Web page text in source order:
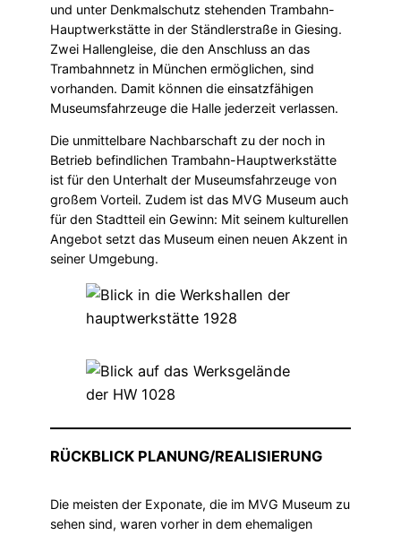
und unter Denkmalschutz stehenden Trambahn-
Hauptwerkstätte in der Ständlerstraße in Giesing.
Zwei Hallengleise, die den Anschluss an das
Trambahnnetz in München ermöglichen, sind
vorhanden. Damit können die einsatzfähigen
Museumsfahrzeuge die Halle jederzeit verlassen.
Die unmittelbare Nachbarschaft zu der noch in
Betrieb befindlichen Trambahn-Hauptwerkstätte
ist für den Unterhalt der Museumsfahrzeuge von
großem Vorteil. Zudem ist das MVG Museum auch
für den Stadtteil ein Gewinn: Mit seinem kulturellen
Angebot setzt das Museum einen neuen Akzent in
seiner Umgebung.
RÜCKBLICK PLANUNG/REALISIERUNG
Die meisten der Exponate, die im MVG Museum zu
sehen sind, waren vorher in dem ehemaligen